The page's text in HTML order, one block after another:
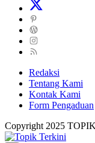
Redaksi
Tentang Kami
Kontak Kami
Form Pengaduan
Copyright 2025